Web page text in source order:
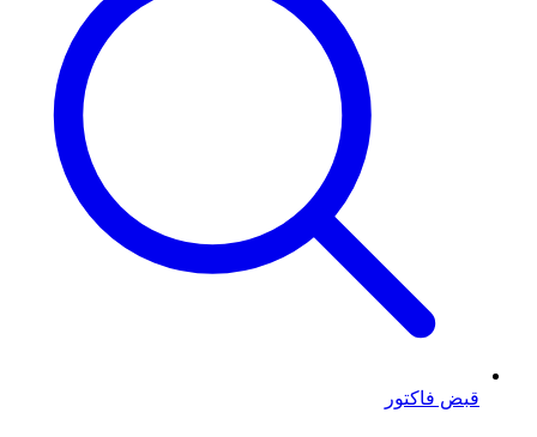
قبض فاکتور